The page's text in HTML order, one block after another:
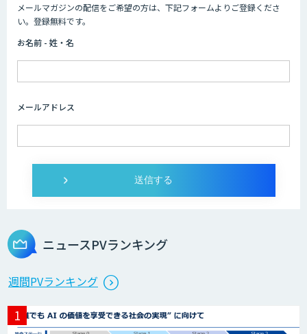
メールマガジンの配信をご希望の方は、下記フォームよりご登録くださ
い。登録無料です。
お名前 - 姓・名
メールアドレス
ニュースPVランキング
週間PVランキング